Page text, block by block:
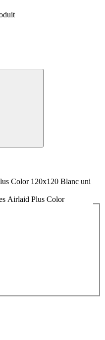
Color 120x120 Blanc uni